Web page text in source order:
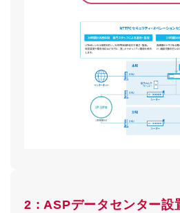
2 : ASPデータセンター設